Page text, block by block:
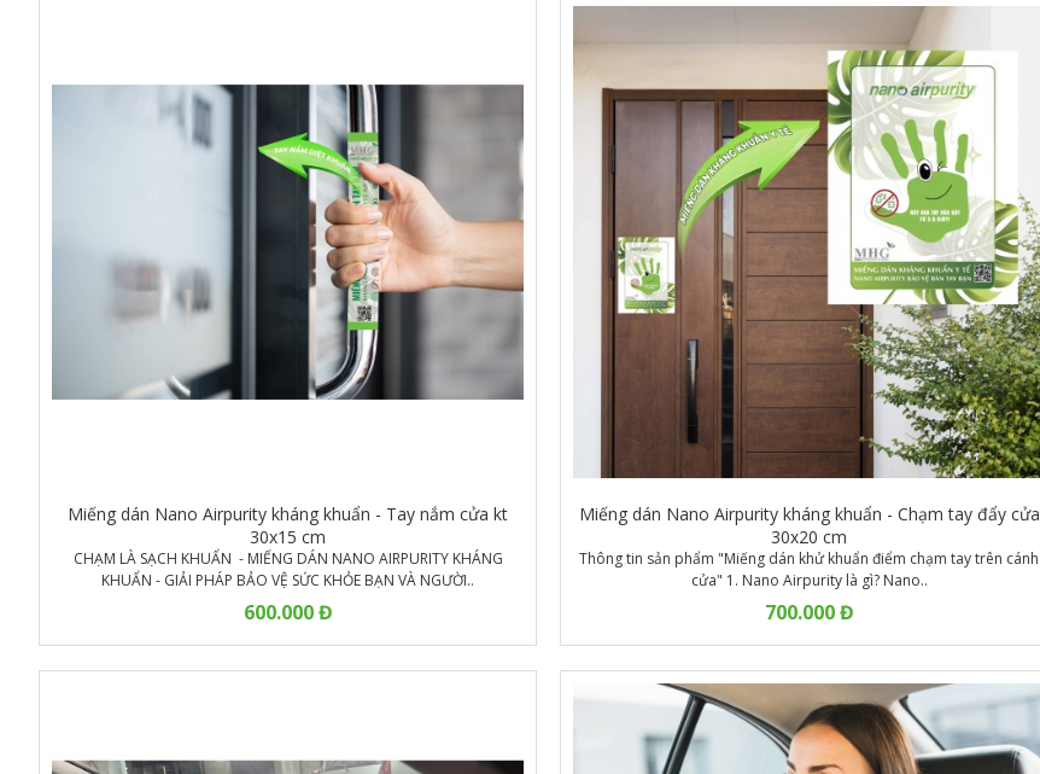
Miếng dán Nano Airpurity kháng khuẩn - Tay nắm cửa kt
30x15 cm
CHẠM LÀ SẠCH KHUẨN - MIẾNG DÁN NANO AIRPURITY KHÁNG
KHUẨN - GIẢI PHÁP BẢO VỆ SỨC KHỎE BẠN VÀ NGƯỜI..
600.000 Đ
Miếng dán Nano Airpurity kháng khuẩn - Chạm tay đẩy cửa
30x20 cm
Thông tin sản phẩm "Miếng dán khử khuẩn điểm chạm tay trên cánh
cửa" 1. Nano Airpurity là gì? Nano..
700.000 Đ